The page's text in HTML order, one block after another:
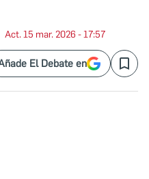
Act. 15 mar. 2026 - 17:57
El Debate en Save